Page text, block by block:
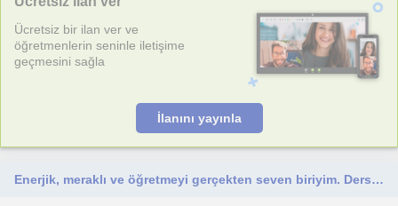
Ücretsiz bir ilan ver ve
öğretmenlerin seninle iletişime
geçmesini sağla
İlanını yayınla
Enerjik, meraklı ve öğretmeyi gerçekten seven biriyim. Derslerim, öğrenmeye istekli olan herkese açıktır.